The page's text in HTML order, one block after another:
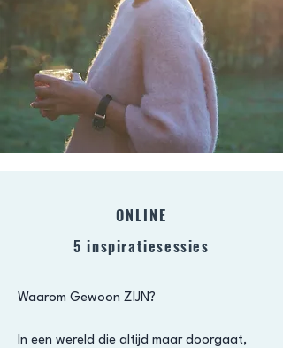
ONLINE
5 inspiratiesessies
Waarom Gewoon ZIJN?
In een wereld die altijd maar doorgaat,